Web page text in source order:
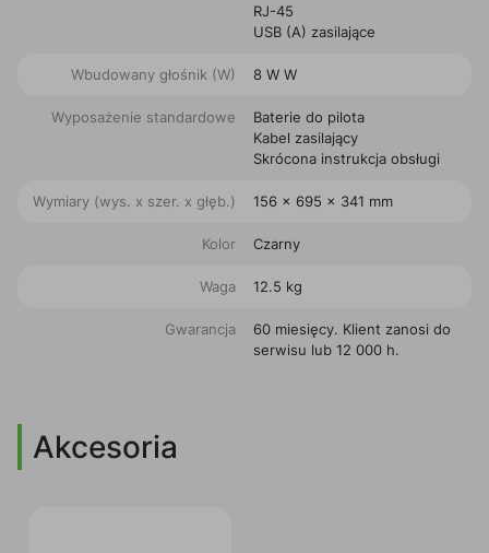
RJ-45
USB (A) zasilające
Wbudowany głośnik (W) 8 W W
Wyposażenie standardowe
Baterie do pilota
Kabel zasilający
Skrócona instrukcja obsługi
Wymiary (wys. x szer. x głęb.) 156 x 695‎ x 341 mm
Kolor Czarny
Waga 12.5 kg
Gwarancja
60 miesięcy. Klient zanosi do
serwisu lub 12 000 h.
Akcesoria